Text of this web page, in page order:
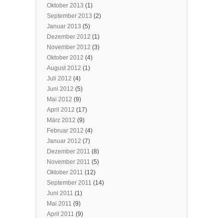
Oktober 2013 (1)
September 2013 (2)
Januar 2013 (5)
Dezember 2012 (1)
November 2012 (3)
Oktober 2012 (4)
August 2012 (1)
Juli 2012 (4)
Juni 2012 (5)
Mai 2012 (9)
April 2012 (17)
März 2012 (9)
Februar 2012 (4)
Januar 2012 (7)
Dezember 2011 (8)
November 2011 (5)
Oktober 2011 (12)
September 2011 (14)
Juni 2011 (1)
Mai 2011 (9)
April 2011 (9)